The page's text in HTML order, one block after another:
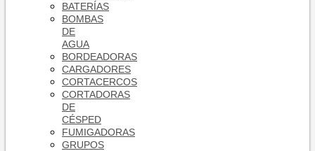
BATERÍAS
BOMBAS
DE
AGUA
BORDEADORAS
CARGADORES
CORTACERCOS
CORTADORAS
DE
CÉSPED
FUMIGADORAS
GRUPOS